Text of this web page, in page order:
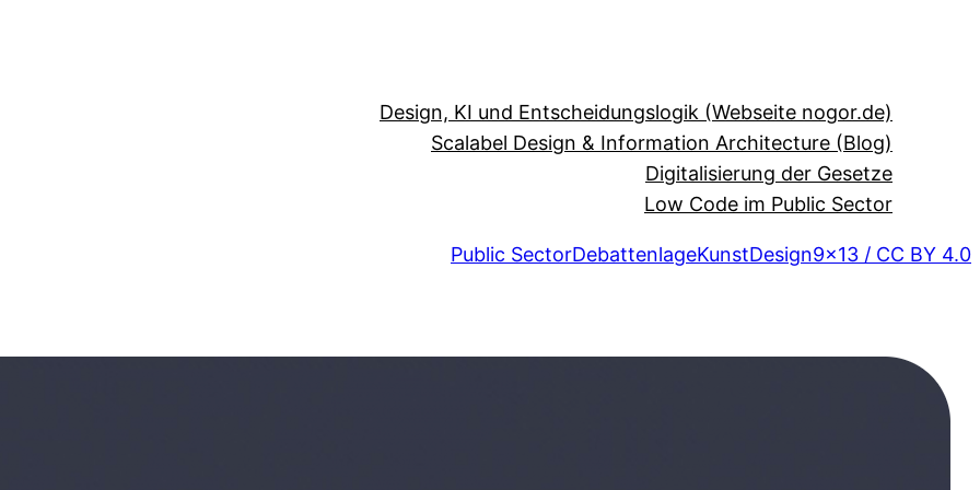
Design, KI und Entscheidungslogik (Webseite nogor.de)
Scalabel Design & Information Architecture (Blog)
Digitalisierung der Gesetze
Low Code im Public Sector
Public SectorDebattenlageKunstDesign9×13 / CC BY 4.0